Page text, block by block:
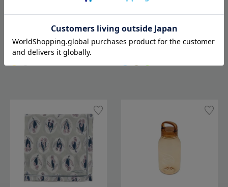
1,870
SALE
ハンカチ
1,122